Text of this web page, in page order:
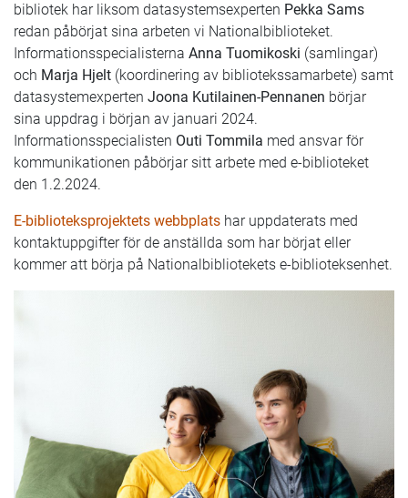
bibliotek har liksom datasystemsexperten Pekka Sams
redan påbörjat sina arbeten vi Nationalbiblioteket.
Informationsspecialisterna Anna Tuomikoski (samlingar)
och Marja Hjelt (koordinering av bibliotekssamarbete) samt
datasystemexperten Joona Kutilainen-Pennanen börjar
sina uppdrag i början av januari 2024.
Informationsspecialisten Outi Tommila med ansvar för
kommunikationen påbörjar sitt arbete med e-biblioteket
den 1.2.2024.
E-biblioteksprojektets webbplats har uppdaterats med
kontaktuppgifter för de anställda som har börjat eller
kommer att börja på Nationalbibliotekets e-biblioteksenhet.